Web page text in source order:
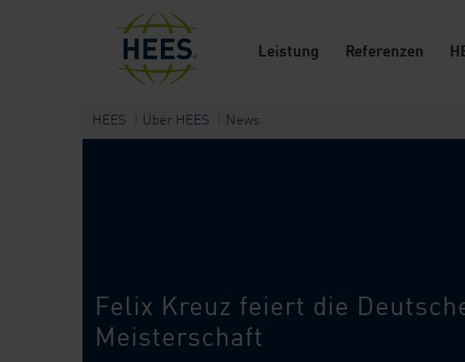
Leistung Referenzen
HEES Über HEES News
Felix Kreuz feiert die
Meisterschaft